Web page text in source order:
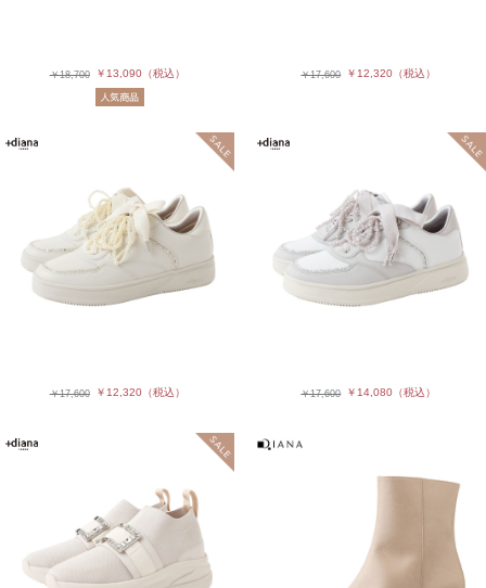
￥18,700 ￥13,090（税込） ￥17,600 ￥12,320 （税込）
￥17,600 ￥12,320（税込） ￥17,600 ￥14,080 （税込）